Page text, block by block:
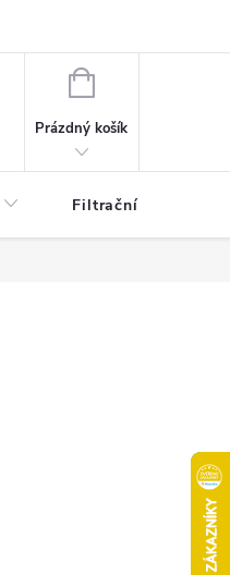
NÁKUPNÍ
Prázdný košík
Filtrační patrony